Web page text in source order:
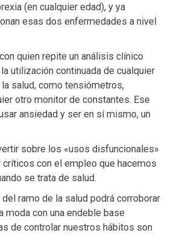
(en cualquier edad), y ya
esas dos enfermedades a nivel
quien repite un análisis clínico
utilización continuada de cualquier
salud, como tensiómetros,
otro monitor de constantes. Ese
ansiedad y ser en sí mismo, un
sobre los «usos disfuncionales»
con el empleo que hacemos
se trata de salud.
ramo de la salud podrá corroborar
moda con una endeble base
de controlar nuestros hábitos son